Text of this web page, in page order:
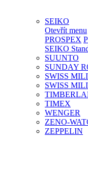
SEIKO
Otevřít menu
PROSPEX
SEIKO
SUUNTO
SUNDAY
SWISS
SWISS
TIMEX
WENGER
ZENO-
ZEPPELIN